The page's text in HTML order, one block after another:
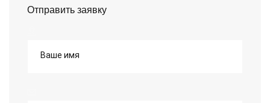
Отправить заявку
Ваше имя